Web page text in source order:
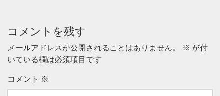
コメントを残す
メールアドレスが公開されることはありません。 ※ が付
いている欄は必須項目です
コメント ※